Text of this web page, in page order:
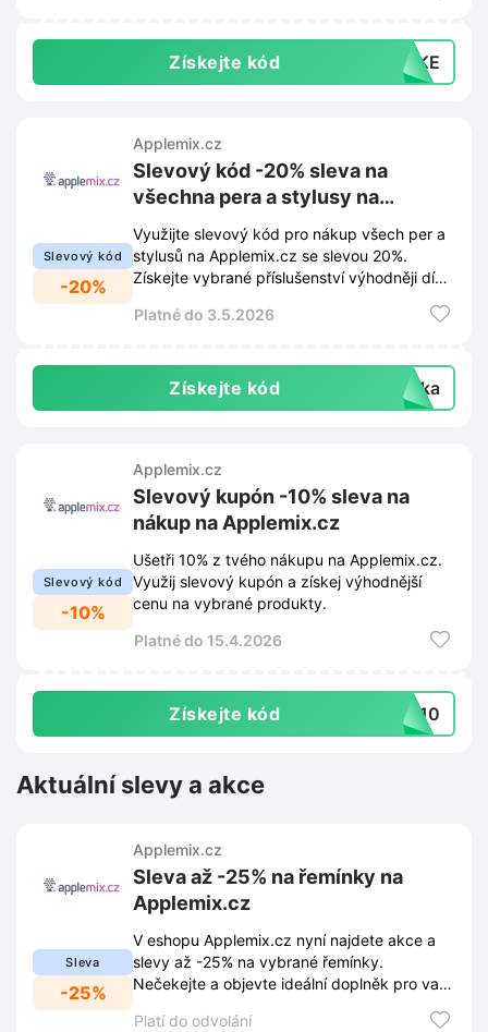
Získejte kód BIKE
Slevový kód
-20%
Applemix.cz
Slevový kód -20% sleva na
všechna pera a stylusy na
Applemix.cz
Využijte slevový kód pro nákup všech per a
stylusů na Applemix.cz se slevou 20%.
Získejte vybrané příslušenství výhodněji díky
Platné do 3.5.2026
Získejte kód žka
Slevový kód
-10%
Applemix.cz
Slevový kupón -10% sleva na
nákup na Applemix.cz
Ušetři 10% z tvého nákupu na Applemix.cz.
Využij slevový kupón a získej výhodnější
cenu na vybrané produkty.
Platné do 15.4.2026
Získejte kód va10
Aktuální slevy a akce
Sleva
-25%
Applemix.cz
Sleva až -25% na řemínky na
Applemix.cz
V eshopu Applemix.cz nyní najdete akce a
slevy až -25% na vybrané řemínky.
Nečekejte a objevte ideální doplněk pro vaše
Platí do odvolání